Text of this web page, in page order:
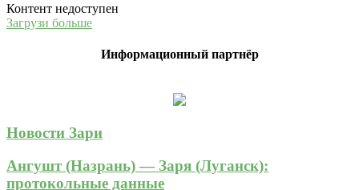
Контент недоступен
Загрузи больше
Информационный партнёр
Новости Зари
Ангушт (Назрань) — Заря (Луганск):
протокольные данные